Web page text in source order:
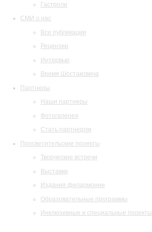
Гастроли
СМИ о нас
Все публикации
Рецензии
Интервью
Время Шостаковича
Партнеры
Наши партнеры
Фотогалерея
Стать партнером
Просветительские проекты
Творческие встречи
Выставки
Издания филармонии
Образовательные программы
Инклюзивные и специальные проекты